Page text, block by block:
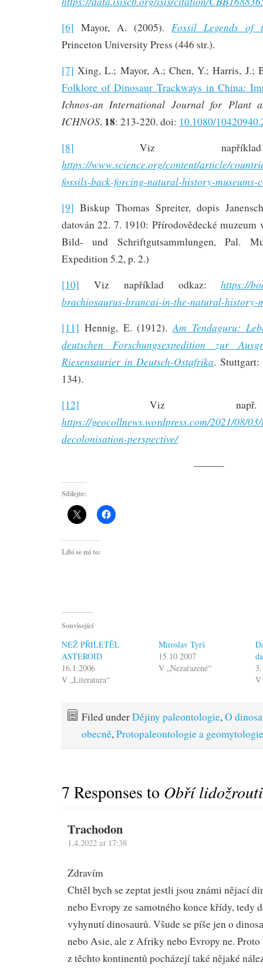
[6] Mayor, A. (2005).Fossil Legends of
Princeton University Press (446 str.).
[7] Xing, L.; Mayor, A.; Chen, Y.; Harris, J.;
Folklore of Dinosaur Trackways in China:
Ichnos-an International Journal for Plant
ICHNOS. 18: 213-220. doi: 10.1080/
[8] Viz například
https://www.science.org/content/article/
fossils-back-forcing-natural-history-museums-
[9] Biskup Thomas Spreiter, dopis
datován 22. 7. 1910: Přírodovědecké
Bild- und Schriftgutsammlungen, Pal.
Expedition 5.2, p. 2.)
[10] Viz například odkaz:https://
brachiosaurus-brancai-in-the-natural-history-
[11] Hennig, E. (1912).Am Tendaguru:
deutschen Forschungsexpedition zur
Riesensaurier in Deutsch-Ostafrika. Stuttgart:
134).
[12] Viz např.
https://geocollnews.wordpress.com/2021/08/
decolonisation-perspective/
———
Sdílejte:
Líbí se mi to:
Související
NEŽ PŘILETĚL
ASTEROID
16.1.2006
V „Literatura“
Miroslav Tyrš
15.10.2007
V „Nezařazené“
V
Filed underDějiny paleontologie,O
obecně,Protopaleontologie a geomytologie
7 Responses to Obří
Trachodon
1.4.2022 at 17:38
Zdravím
Chtěl bych se zeptat jestli jsou známi nějací
nebo Evropy ze samotného konce křídy, tedy
vyhynutí dinosaurů. Všude se píše jen o
nebo Asie, ale z Afriky nebo Evropy ne.
z těchto kontinentů pocházejí také nějaké